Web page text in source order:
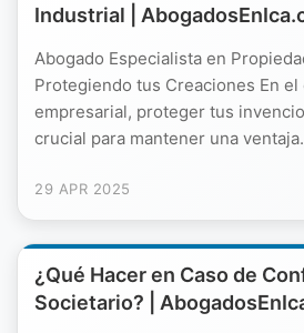
Industrial |
Abogado Especialista en
Protegiendo tus Creaciones En
empresarial, proteger tus
crucial para mantener una
29 APR 2025
¿Qué Hacer en Caso de
Societario? |